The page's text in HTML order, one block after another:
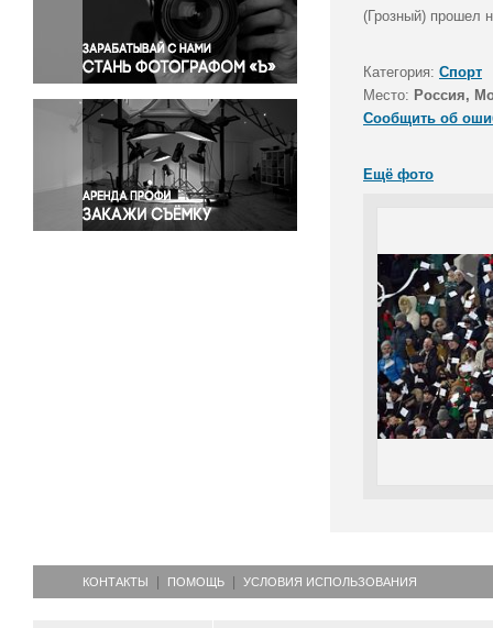
Правосудие
Происшествия и конфликты
Религия
Светская жизнь
Спорт
Экология
Экономика и бизнес
(Грозный) прошел
Категория: Спорт
Место: Россия,
Сообщить об
Ещё фото
КОНТАКТЫ ПОМОЩЬ УСЛОВИЯ ИСПОЛЬЗОВАНИЯ